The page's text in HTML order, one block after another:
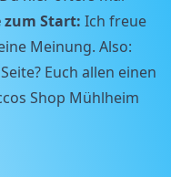
zum Start: Ich freue
Meinung. Also:
Euch allen einen
Shop Mühlheim